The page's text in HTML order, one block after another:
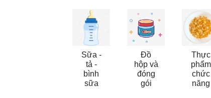
Sữa -
tả -
bình
sữa
Đồ
hộp và
đóng
gói
Thực
phẩm
chức
năng